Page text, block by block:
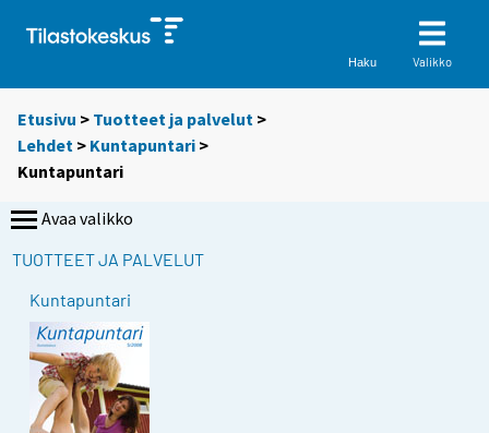
Haku Valikko
Etusivu > Tuotteet ja palvelut >
Lehdet > Kuntapuntari >
Kuntapuntari
Avaa valikko
TUOTTEET JA PALVELUT
Kuntapuntari